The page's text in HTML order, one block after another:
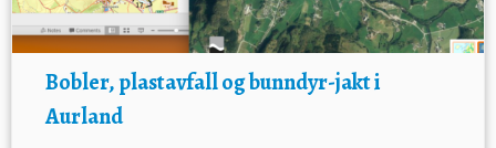
Bobler, plastavfall og bunndyr-jakt i
Aurland